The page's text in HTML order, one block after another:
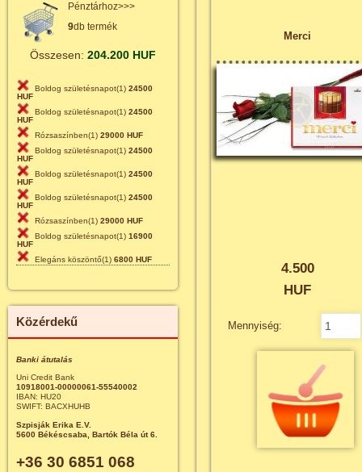
Pénztárhoz>>>
9db termék
Összesen: 204.200 HUF
Boldog születésnapot(1) 24500
HUF
Boldog születésnapot(1) 24500
HUF
Rózsaszínben(1) 29000 HUF
Boldog születésnapot(1) 24500
HUF
Boldog születésnapot(1) 24500
HUF
Boldog születésnapot(1) 24500
HUF
Rózsaszínben(1) 29000 HUF
Boldog születésnapot(1) 16900
HUF
Elegáns köszöntő(1) 6800 HUF
Közérdekű
Banki átutalás
Uni Credit Bank
10918001-00000061-55540002
IBAN: HU20
SWIFT: BACXHUHB
Szpisják Erika E.V.
5600 Békéscsaba, Bartók Béla út 6.
+36 30 6851 068
Merci
4.500
HUF
Mennyiség: